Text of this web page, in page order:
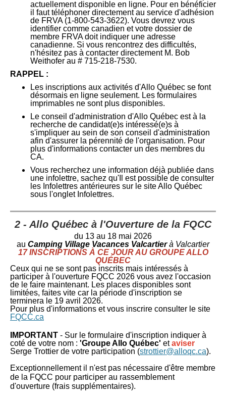
actuellement disponible en ligne. Pour en bénéficier
il faut téléphoner directement au service d'adhésion
de FRVA(1-800-543-3622). Vous devrez vous
identifier comme canadien et votre dossier de
membre FRVA doit indiquer une adresse
canadienne. Si vous rencontrez des difficultés,
n'hésitez pas à contacter directement M. Bob
Weithofer au # 715-218-7530.
RAPPEL :
Les inscriptions aux activités d'Allo Québec se font
désormais en ligne seulement. Les formulaires
imprimables ne sont plus disponibles.
Le conseil d'administration d'Allo Québec est à la
recherche de candidat(e)s intéressé(e)s à
s'impliquer au sein de son conseil d'administration
afin d'assurer la pérennité de l'organisation. Pour
plus d'informations contacter un des membres du
CA.
Vous recherchez une information déjà publiée dans
une infolettre, sachez qu'Il est possible de consulter
les Infolettres antérieures sur le site Allo Québec
sous l'onglet Infolettres.
2 - Allo Québec à l'Ouverture de la FQCC
du 13 au 18 mai 2026
au Camping Village Vacances Valcartierà Valcartier
17 INSCRIPTIONS À CE JOUR AU GROUPE ALLO
QUÉBEC
Ceux qui ne se sont pas inscrits mais intéressés à
participer à l'ouverture FQCC 2026 vous avez l'occasion
de le faire maintenant. Les places disponibles sont
limitées, faites vite car l a période d'inscription se
terminera le 19 avril 2026.
Pour plus d'informations et vous inscrire consulter le site
FQCC.ca
IMPORTANT - Sur le formulaire d'inscription indiquer à
coté de votre nom : 'Groupe Allo Québec' etaviser
Serge Trottier de votre participation (strottier@alloqc.ca).
Exceptionnellement il n'est pas nécessaire d'être membre
de la FQCC pour participer au rassemblement
d'ouverture (frais supplémentaires).